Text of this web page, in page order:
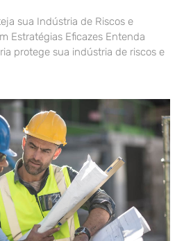
sua Indústria de Riscos e
Estratégias Eficazes Entenda
protege sua indústria de riscos e